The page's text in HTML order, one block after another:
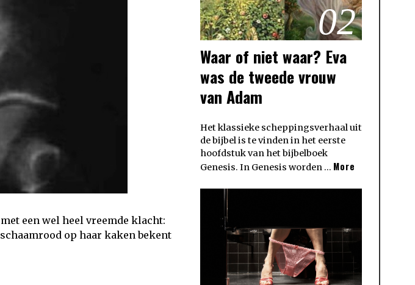
een wel heel vreemde klacht:
op haar kaken bekent
02
Waar of niet waar? Eva
was de tweede vrouw
van Adam
Het klassieke scheppingsverhaal uit
de bijbel is te vinden in het eerste
hoofdstuk van het bijbelboek
Genesis. In Genesis worden … More